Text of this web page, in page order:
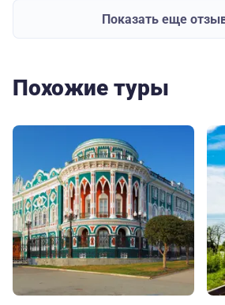
Показать еще
Похожие туры